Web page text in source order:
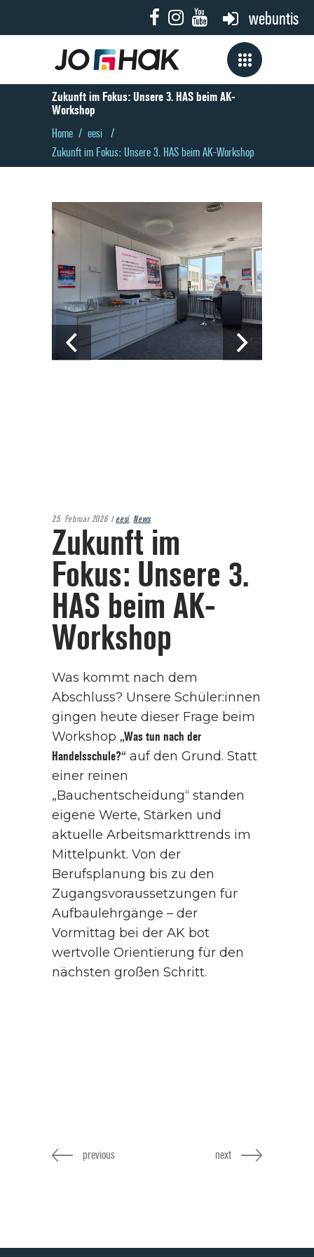
webuntis
Zukunft im Fokus: Unsere 3. HAS beim AK-
Workshop
Home / eesi /
Zukunft im Fokus: Unsere 3. HAS beim AK-Workshop
25. Februar 2026 eesi,News
Zukunft im
Fokus: Unsere 3.
HAS beim AK-
Workshop
Was kommt nach dem
Abschluss? Unsere Schüler:innen
gingen heute dieser Frage beim
Workshop „Was tun nach der
Handelsschule?“ auf den Grund. Statt
einer reinen
„Bauchentscheidung“ standen
eigene Werte, Stärken und
aktuelle Arbeitsmarkttrends im
Mittelpunkt. Von der
Berufsplanung bis zu den
Zugangsvoraussetzungen für
Aufbaulehrgänge – der
Vormittag bei der AK bot
wertvolle Orientierung für den
nächsten großen Schritt.
previous next